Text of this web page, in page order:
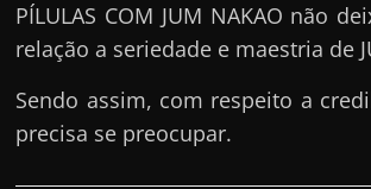
PÍLULAS COM JUM NAKAO não
relação a seriedade e maestria de
Sendo assim, com respeito a
precisa se preocupar.